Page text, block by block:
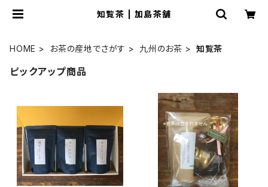
知覧茶 | 加島茶舗
HOME お茶の産地でさがす 九州のお茶 知覧茶
ピックアップ商品